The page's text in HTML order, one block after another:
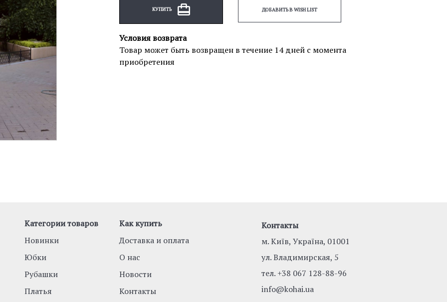
КУПИТЬ ДОБАВИТЬ В WISH LIST
Условия возврата
Товар может быть возвращен в течение 14 дней с момента
приобретения
Категории товаров
Новинки
Юбки
Рубашки
Платья
Как купить
Доставка и оплата
О нас
Новости
Контакты
Контакты
м. Київ, Україна, 01001
ул. Владимирская, 5
тел. +38 067 128-88-96
info@kohai.ua